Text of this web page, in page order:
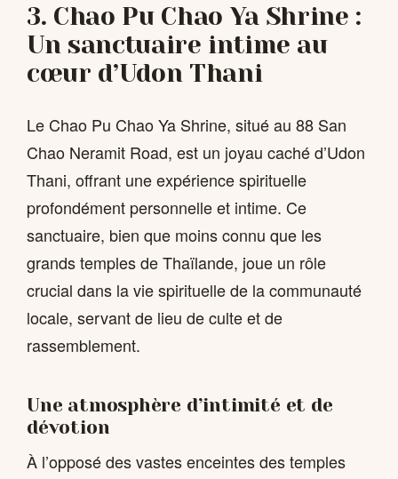
3. Chao Pu Chao Ya Shrine :
Un sanctuaire intime au
cœur d’Udon Thani
Le Chao Pu Chao Ya Shrine, situé au 88 San
Chao Neramit Road, est un joyau caché d’Udon
Thani, offrant une expérience spirituelle
profondément personnelle et intime. Ce
sanctuaire, bien que moins connu que les
grands temples de Thaïlande, joue un rôle
crucial dans la vie spirituelle de la communauté
locale, servant de lieu de culte et de
rassemblement.
Une atmosphère d’intimité et de
dévotion
À l’opposé des vastes enceintes des temples